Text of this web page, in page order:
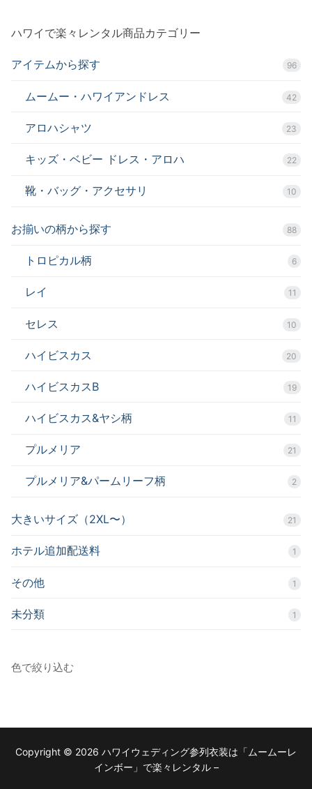
ハワイで楽々レンタル商品カテゴリー
アイテムから探す 96
ムームー・ハワイアンドレス 42
アロハシャツ 23
キッズ・ベビー ドレス・アロハ 22
靴・バッグ・アクセサリ 10
お揃いの柄から探す 88
トロピカル柄 6
レイ 11
セレス 10
ハイビスカス 20
ハイビスカスB 19
ハイビスカス&ヤシ柄 11
プルメリア 21
プルメリア&パームリーフ柄 2
大きいサイズ（2XL〜） 21
ホテル追加配送料 1
その他 1
未分類 1
色で絞り込む
Copyright © 2026 ハワイウェディング参列衣装は「ムームーレ
インボー」で楽々レンタル –